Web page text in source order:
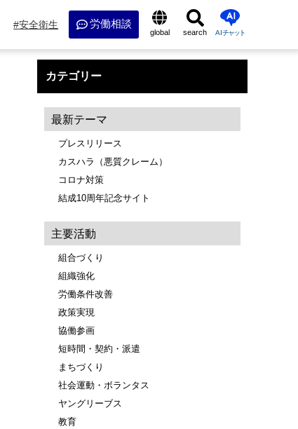
安全衛生 労働相談
global search AIチャット
カテゴリー
最新テーマ
プレスリリース
カスハラ（悪質クレーム）
コロナ対策
結成10周年記念サイト
主要活動
組合づくり
組織強化
労働条件改善
政策実現
協働参画
短時間・契約・派遣
まちづくり
社会運動・ボランタス
ヤングリーブス
教育